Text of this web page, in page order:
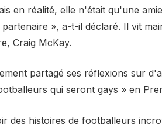
en réalité, elle n'était qu'une
», a-t-il déclaré. Il vit
Craig McKay.
partagé ses réflexions sur
qui seront gays » en
des histoires de footballeurs